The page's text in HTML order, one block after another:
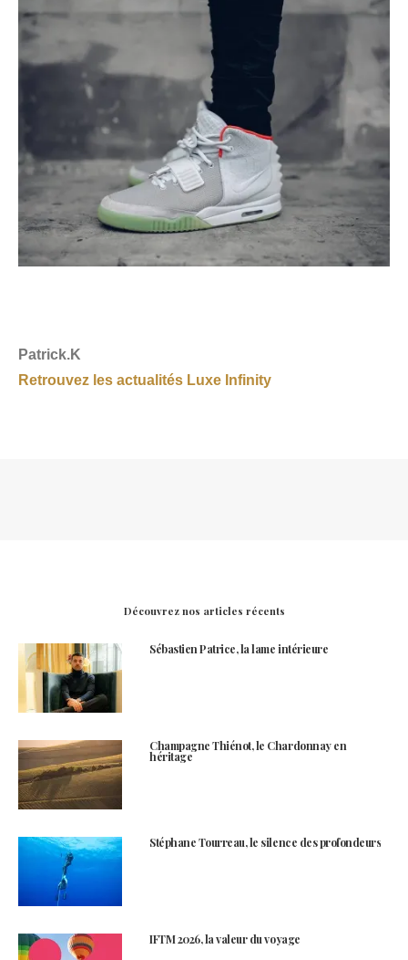
Patrick.K
Retrouvez les actualités Luxe Infinity
Découvrez nos articles récents
Sébastien Patrice, la lame intérieure
Champagne Thiénot, le Chardonnay en
héritage
Stéphane Tourreau, le silence des profondeurs
IFTM 2026, la valeur du voyage